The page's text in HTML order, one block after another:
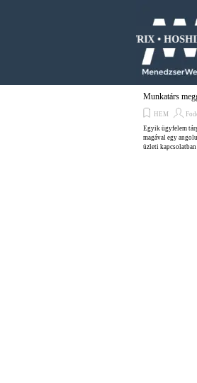
ANALIZIS • BCG MÁTRIX • HOSHIN
Munkatárs
HEM
Egyik ügyfelem
magával egy
üzleti kapcsolatban